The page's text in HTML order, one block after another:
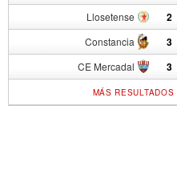
Llosetense 2
Constancia 3
CE Mercadal 3
MÁS RESULTADOS